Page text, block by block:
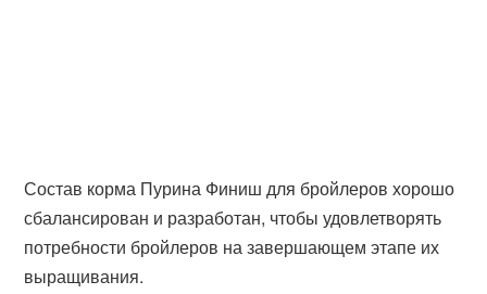
Состав корма Пурина Финиш для бройлеров хорошо
сбалансирован и разработан, чтобы удовлетворять
потребности бройлеров на завершающем этапе их
выращивания.